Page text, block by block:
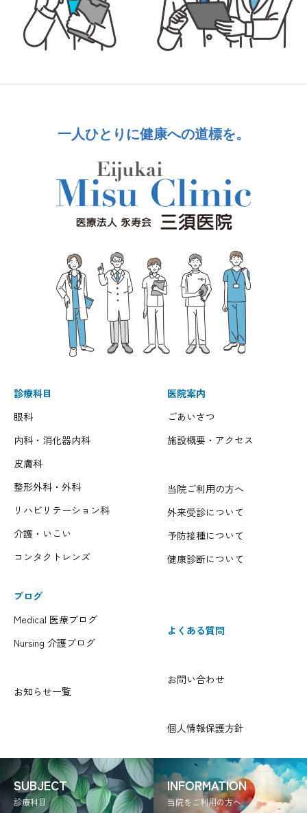
一人ひとりに健康への道標を。
診療科目
眼科
内科・消化器内科
皮膚科
整形外科・外科
リハビリテーション科
介護・いこい
コンタクトレンズ
医院案内
ごあいさつ
施設概要・アクセス
当院ご利用の方へ
外来受診について
予防接種について
健康診断について
ブログ
Medical 医療ブログ
Nursing 介護ブログ
お知らせ一覧
よくある質問
お問い合わせ
個人情報保護方針
SUBJECT
診療科目
INFORMATION
当院をご利用の方へ